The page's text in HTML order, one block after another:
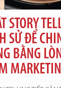
STORY
SỬ ĐỂ
BẰNG